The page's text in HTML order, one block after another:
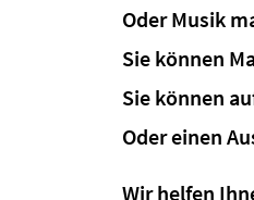
Oder Musik
Sie können
Sie können
Oder einen
Wir helfen